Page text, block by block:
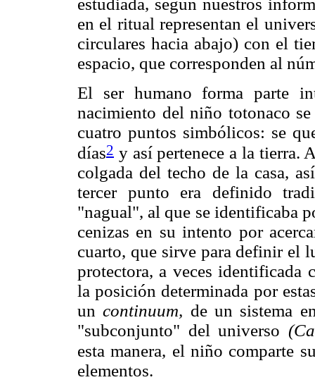
estudiada, según nuestros
en el ritual representan el
circulares hacia abajo) con el
espacio, que corresponden al
El ser humano forma parte
nacimiento del niño totonaco
cuatro puntos simbólicos: se
días2 y así pertenece a la tierra.
colgada del techo de la casa,
tercer punto era definido
"nagual", al que se identificaba
cenizas en su intento por
cuarto, que sirve para definir el
protectora, a veces identificada
la posición determinada por
uncontinuum, de un sistema
"subconjunto" del universo
esta manera, el niño comparte
elementos.